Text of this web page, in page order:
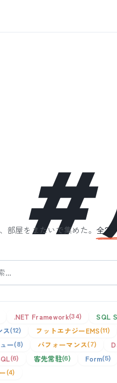
#
部屋をまたいで集めた。 全2
.NET Framework 34 SQL
ス 12 フットエナジーEMS 11
ー 8 パフォーマンス 7
6 客先常駐 6 Form 5
4